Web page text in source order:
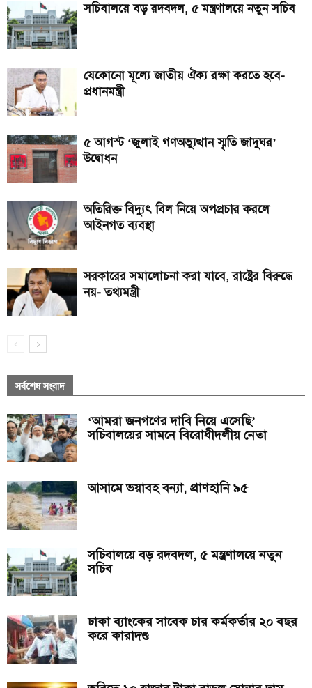
সচিবালয়ে বড় রদবদল, ৫ মন্ত্রণালয়ে নতুন সচিব
যেকোনো মূল্যে জাতীয় ঐক্য রক্ষা করতে হবে-
প্রধানমন্ত্রী
৫ আগস্ট ‘জুলাই গণঅভ্যুত্থান স্মৃতি জাদুঘর’
উদ্বোধন
অতিরিক্ত বিদ্যুৎ বিল নিয়ে অপপ্রচার করলে
আইনগত ব্যবস্থা
সরকারের সমালোচনা করা যাবে, রাষ্ট্রের বিরুদ্ধে
নয়- তথ্যমন্ত্রী
সর্বশেষ সংবাদ
‘আমরা জনগণের দাবি নিয়ে এসেছি’
সচিবালয়ের সামনে বিরোধীদলীয় নেতা
আসামে ভয়াবহ বন্যা, প্রাণহানি ৯৫
সচিবালয়ে বড় রদবদল, ৫ মন্ত্রণালয়ে নতুন
সচিব
ঢাকা ব্যাংকের সাবেক চার কর্মকর্তার ২০ বছর
করে কারাদণ্ড